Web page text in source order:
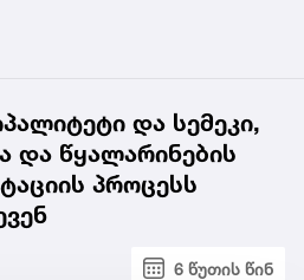
და სემეკი,
და წყალარინების
პროცესს
6 წუთის წინ